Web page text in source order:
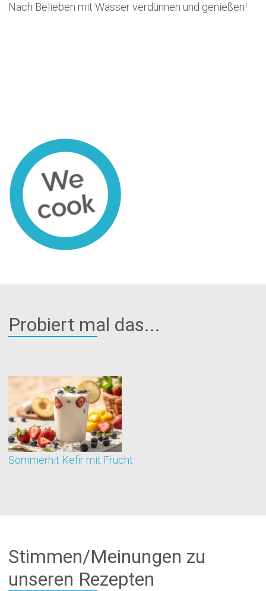
Nach Belieben mit Wasser verdünnen und genießen!
Probiert mal das...
Sommerhit Kefir mit Frucht
Stimmen/Meinungen zu
unseren Rezepten